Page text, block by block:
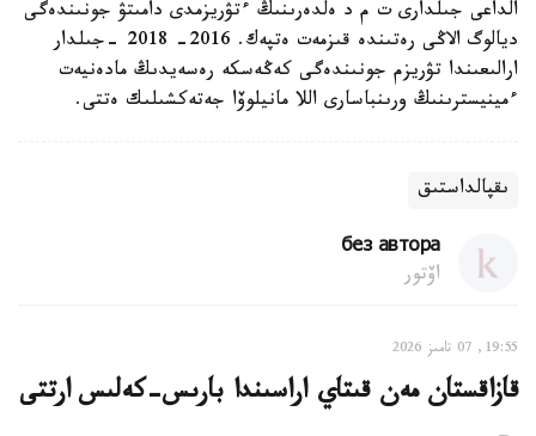
الداعى جىلدارى ت م د ەلدەرىنىڭ ءتۋريزمدى دامىتۋ جونىندەگى
ديالوگ الاڭى رەتىندە قىزمەت ەتپەك. 2016- 2018 -جىلدار
ارالىعىندا تۋريزم جونىندەگى كەڭەسكە رەسەيدىڭ مادەنيەت
ءمينيسترىنىڭ ورىنباسارى اللا مانيلوۆا جەتەكشىلىك ەتتى.
ىقپالداستىق
без автора
اۆتور
19:55, 07 تامىز 2026
قازاقستان مەن قىتاي اراسىندا بارىس-كەلىس ارتتى